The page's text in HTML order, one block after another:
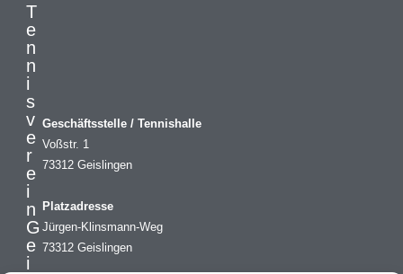
T
e
n
n
i
s
v
e
r
e
i
n
G
e
i
Geschäftsstelle / Tennishalle
Voßstr. 1
73312 Geislingen
Platzadresse
Jürgen-Klinsmann-Weg
73312 Geislingen